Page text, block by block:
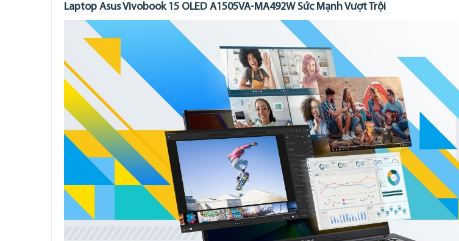
Laptop Asus Vivobook 15 OLED A1505VA-MA492W Sức Mạnh Vượt Trội